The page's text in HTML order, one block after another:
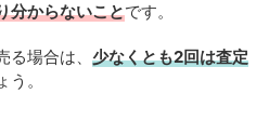
分からないことです。
場合は、 少なくとも2回は査定
う。